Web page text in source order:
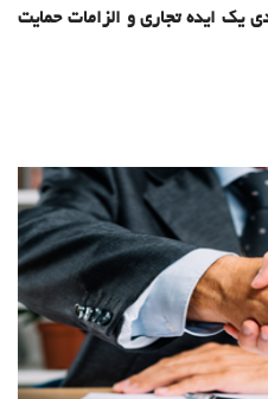
یک ایده تجاری و الزامات حمایت